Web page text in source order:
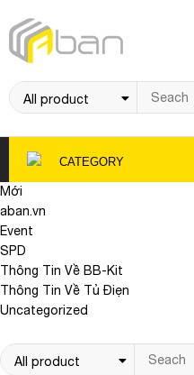
CATEGORY
Mới
aban.vn
Event
SPD
Thông Tin Về BB-Kit
Thông Tin Về Tủ Điẹn
Uncategorized